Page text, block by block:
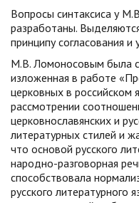
Вопросы синтаксиса у
разработаны.
принципу согласования и
М.В. Ломоносовым была
изло­женная в работе
церковных в россий­ском
рассмотрении
церковнославянских и
литературных стилей и
что основой русского
народно-разговорная
способство­вала
русского литературного